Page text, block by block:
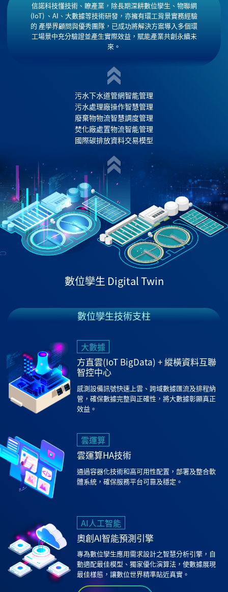
信諾科技懂技術、瞭產業，除長期深耕數位孿生、物聯網
(IoT) 、AI、大數據等技術研發，亦擁有環工背景實務經驗
的 產學界顧問與優秀團隊，已成功將解決方案導入多個環
工場景中充分驗證並產生實際效益，賦能產業共創永續未
來。
污水下水道管網智能管理
污水處理廠操作智慧管理
廢棄物物流智慧調度管理
焚化廠處置物流智能管理
國際碳排放資料交易模型
數位孿生 Digital Twin
數位孿生技術支柱
大數據
方直雲(IoT BigData) + 縱橫資料互聯
智控中心
感測設備訊號快速上雲、跨域數據匯流及排程納
管，確保數據完整與正確性，將大數據彰顯真正
效益。
雲運算
雲運算HA技術
通過容器化技術和高可用性配置，部署及整合軟
體系統，確保服務平台可靠及穩定。
AI人工智能
奧創AI智能預測引擎
專為數位孿生應用需求設計之智慧分析引擎，自
動適配最佳模型、獨家優化演算法，使數據展現
最佳樣態，讓數位世界精準貼近真實。